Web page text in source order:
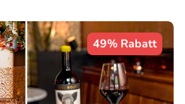
49% Rabatt